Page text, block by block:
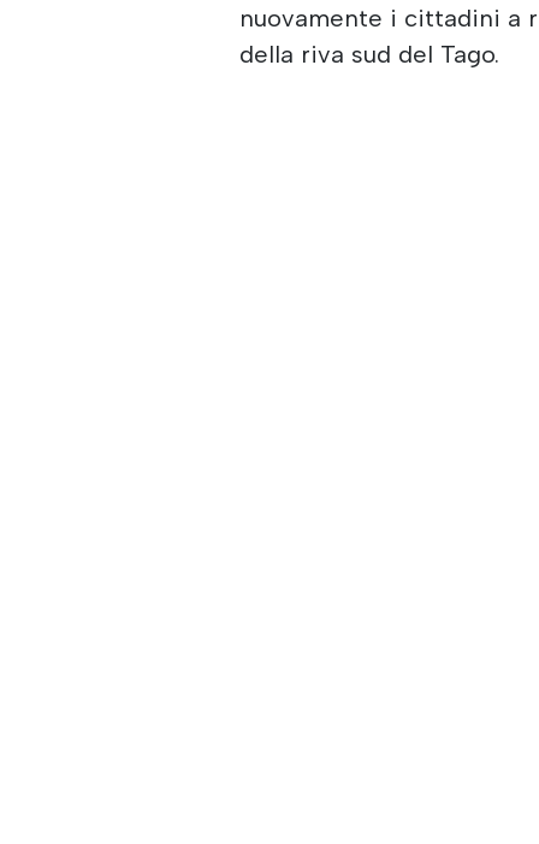
nuovamente i cittadini a
della riva sud del Tago.